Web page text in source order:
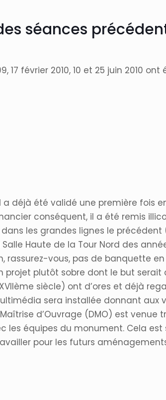
séances
17 février 2010, 10 et 25 juin 2010
déjà été validé une première fois
conséquent, il a été remis
les grandes lignes le
Haute de la Tour Nord des
rassurez-vous, pas de banquette
projet plutôt sobre dont le but
siècle) ont d’ores et déjà
sera installée donnant aux
d’Ouvrage (DMO) est
les équipes du monument. Cela
pour les futurs